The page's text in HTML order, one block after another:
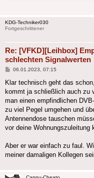
KDG-Techniker030
Fortgeschrittener
Re: [VFKD][Leihbox]
schlechten Signalwerten
Beitrag
06.01.2023, 07:15
Klar technisch geht das
kommt ja schließlich auch zu
man einen empfindlichen
zu viel Pegel umgehen und
Antennendose tauschen
vor deine Wohnungszuleitung
Aber er war einfach zu faul.
meiner damaligen Kollegen